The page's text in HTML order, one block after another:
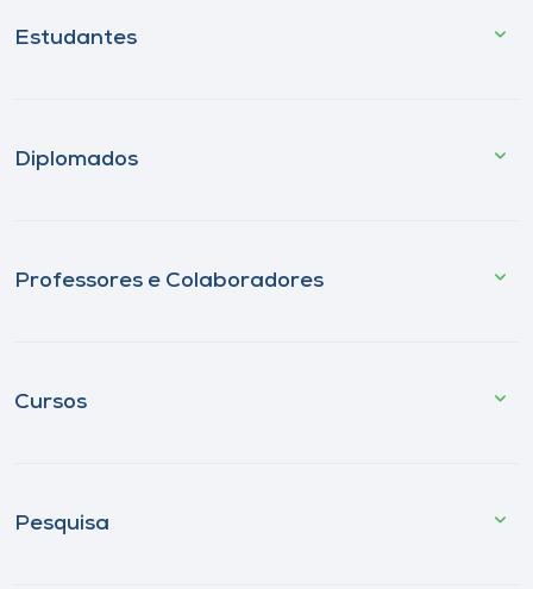
Estudantes
Diplomados
Professores e Colaboradores
Cursos
Pesquisa